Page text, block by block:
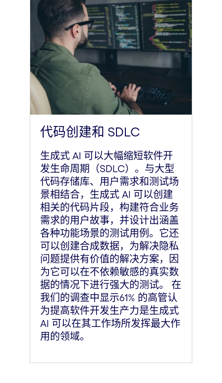
代码创建和 SDLC
生成式 AI 可以大幅缩短软件开
发生命周期（SDLC）。与大型
代码存储库、用户需求和测试场
景相结合，生成式 AI 可以创建
相关的代码片段，构建符合业务
需求的用户故事，并设计出涵盖
各种功能场景的测试用例。它还
可以创建合成数据，为解决隐私
问题提供有价值的解决方案，因
为它可以在不依赖敏感的真实数
据的情况下进行强大的测试。 在
我们的调查中显示61% 的高管认
为提高软件开发生产力是生成式
AI 可以在其工作场所发挥最大作
用的领域。